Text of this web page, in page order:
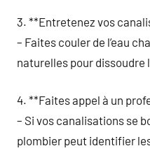
3. **Entretenez vos
– Faites couler de l’eau
naturelles pour dissoudre
4. **Faites appel à un
– Si vos canalisations se
plombier peut identifier